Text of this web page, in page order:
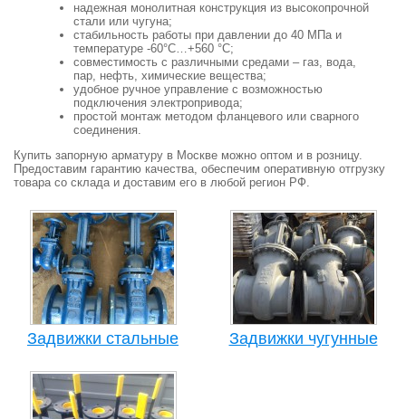
надежная монолитная конструкция из высокопрочной
стали или чугуна;
стабильность работы при давлении до 40 МПа и
температуре -60°C…+560 °C;
совместимость с различными средами – газ, вода,
пар, нефть, химические вещества;
удобное ручное управление с возможностью
подключения электропривода;
простой монтаж методом фланцевого или сварного
соединения.
Купить запорную арматуру в Москве можно оптом и в розницу.
Предоставим гарантию качества, обеспечим оперативную отгрузку
товара со склада и доставим его в любой регион РФ.
Задвижки стальные Задвижки чугунные